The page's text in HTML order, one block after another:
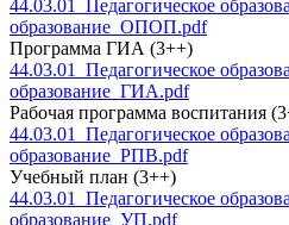
44.03.01_Педагогическое
образование_ОПОП.pdf
Программа ГИА (3++)
44.03.01_Педагогическое
образование_ГИА.pdf
Рабочая программа воспитания
44.03.01_Педагогическое
образование_РПВ.pdf
Учебный план (3++)
44.03.01_Педагогическое
образование_УП.pdf